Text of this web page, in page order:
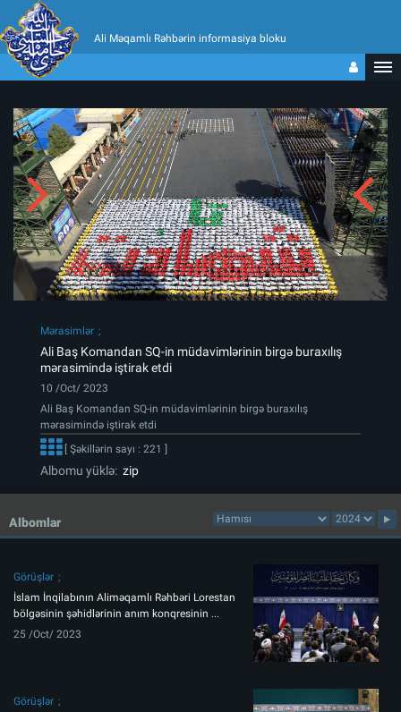
Ali Məqamlı Rəhbərin informasiya bloku
Mərasimlər
Ali Baş Komandan SQ-in müdavimlərinin birgə buraxılış
mərasimində iştirak etdi
10 /Oct/ 2023
Ali Baş Komandan SQ-in müdavimlərinin birgə buraxılış
mərasimində iştirak etdi
[ Şəkillərin sayı : 221 ]
Albomu yüklə: zip
Albomlar
Görüşlər
İslam İnqilabının Aliməqamlı Rəhbəri Lorestan
bölgəsinin şəhidlərinin anım konqresinin ...
25 /Oct/ 2023
Görüşlər